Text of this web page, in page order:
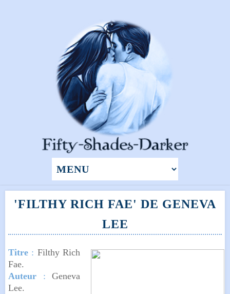
'FILTHY RICH FAE' DE GENEVA
LEE
Titre : Filthy Rich
Fae.
Auteur
: Geneva
Lee.